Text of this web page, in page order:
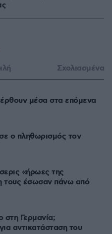
Σχολιασμένα
μέσα στα επόμενα
ο πληθωρισμός τον
«ήρωες της
τους έσωσαν πάνω από
Γερμανία;
αντικατάσταση του